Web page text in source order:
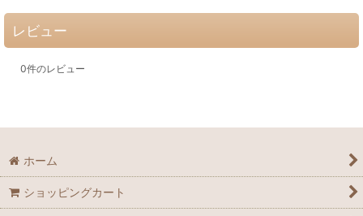
レビュー
0件のレビュー
ホーム
ショッピングカート